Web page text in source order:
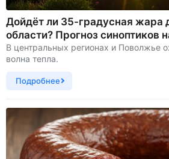
Дойдёт ли 35-градусная жара
области? Прогноз синоптиков
В центральных регионах и Поволжье
волна тепла.
Подробнее